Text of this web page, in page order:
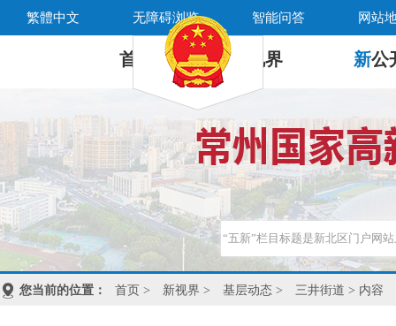
繁體中文 无障碍浏览 智能问答 网站
首 页 新 视界 新公
您当前的位置： 首页 > 新视界 > 基层动态 > 三井街道 > 内容